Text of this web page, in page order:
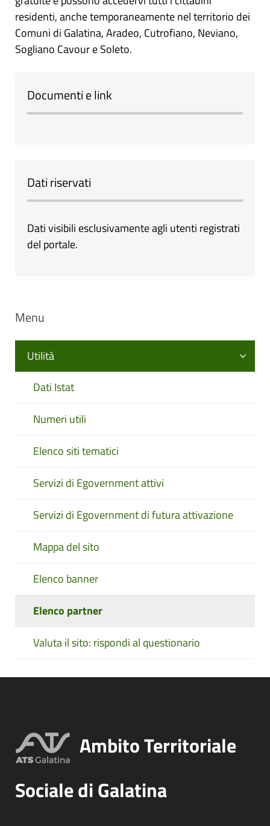
residenti, anche temporaneamente nel territorio dei
Comuni di Galatina, Aradeo, Cutrofiano, Neviano,
Sogliano Cavour e Soleto.
Documenti e link
Dati riservati
Dati visibili esclusivamente agli utenti registrati
del portale.
Menu
Utilità
Dati Istat
Numeri utili
Elenco siti tematici
Servizi di Egovernment attivi
Servizi di Egovernment di futura attivazione
Mappa del sito
Elenco banner
Elenco partner
Valuta il sito: rispondi al questionario
Ambito Territoriale
Sociale di Galatina